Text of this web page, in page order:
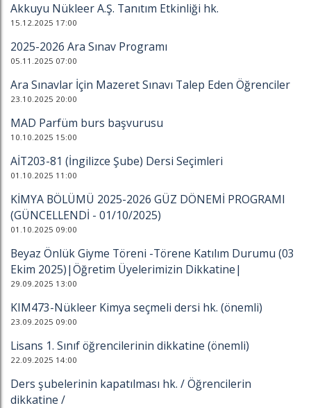
Akkuyu Nükleer A.Ş. Tanıtım Etkinliği hk.
15.12.2025 17:00
2025-2026 Ara Sınav Programı
05.11.2025 07:00
Ara Sınavlar İçin Mazeret Sınavı Talep Eden Öğrenciler
23.10.2025 20:00
MAD Parfüm burs başvurusu
10.10.2025 15:00
AİT203-81 (İngilizce Şube) Dersi Seçimleri
01.10.2025 11:00
KİMYA BÖLÜMÜ 2025-2026 GÜZ DÖNEMİ PROGRAMI
(GÜNCELLENDİ - 01/10/2025)
01.10.2025 09:00
Beyaz Önlük Giyme Töreni -Törene Katılım Durumu (03
Ekim 2025)|Öğretim Üyelerimizin Dikkatine|
29.09.2025 13:00
KIM473-Nükleer Kimya seçmeli dersi hk. (önemli)
23.09.2025 09:00
Lisans 1. Sınıf öğrencilerinin dikkatine (önemli)
22.09.2025 14:00
Ders şubelerinin kapatılması hk. / Öğrencilerin
dikkatine /